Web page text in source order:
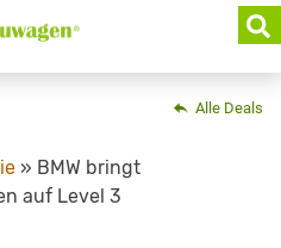
Alle Deals
» BMW bringt
auf Level 3